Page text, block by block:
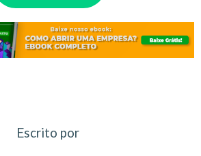
Escrito por